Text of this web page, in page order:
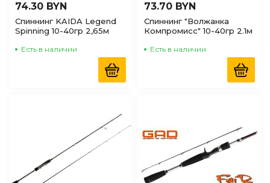
74.30 BYN
Спиннинг KAIDA Legend
Spinning 10-40гр 2,65м
Есть в наличии
73.70 BYN
Спиннинг "Волжанка
Компромисс" 10-40гр 2.1м
Есть в наличии